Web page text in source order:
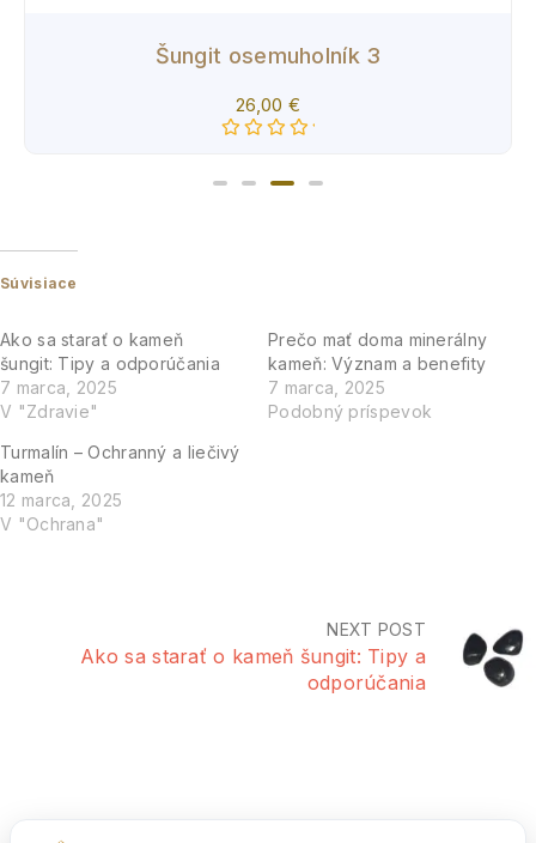
Šungit osemuholník 3
26,00 €
z
Súvisiace
Ako sa starať o kameň
šungit: Tipy a odporúčania
7 marca, 2025
V "Zdravie"
Prečo mať doma minerálny
kameň: Význam a benefity
7 marca, 2025
Podobný príspevok
Turmalín – Ochranný a liečivý
kameň
12 marca, 2025
V "Ochrana"
NEXT POST
Ako sa starať o kameň šungit: Tipy a
odporúčania